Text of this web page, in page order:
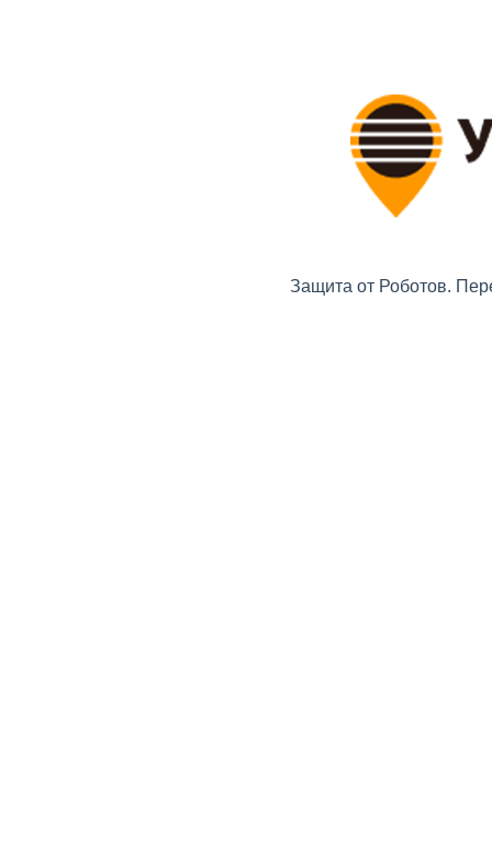
Защита от Роботов.